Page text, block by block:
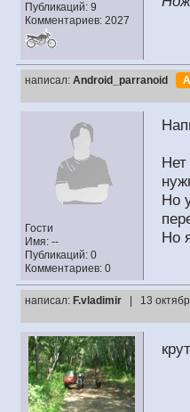
Публикаций: 9
Комментариев: 2027
написал: Android_parranoid
Гости
Имя: --
Публикаций: 0
Комментариев: 0
Нет
Но
Но
написал: F.vladimir | 13